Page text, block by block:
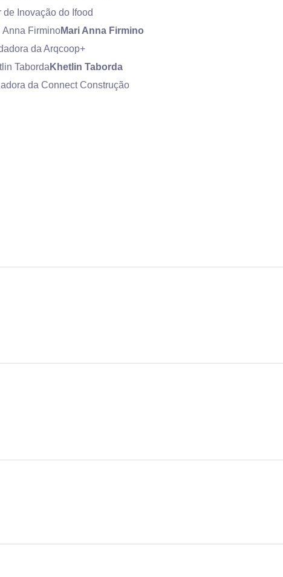
de Inovação do Ifood
Mari Anna Firmino
da Arqcoop+
Khetlin Taborda
da Connect Construção